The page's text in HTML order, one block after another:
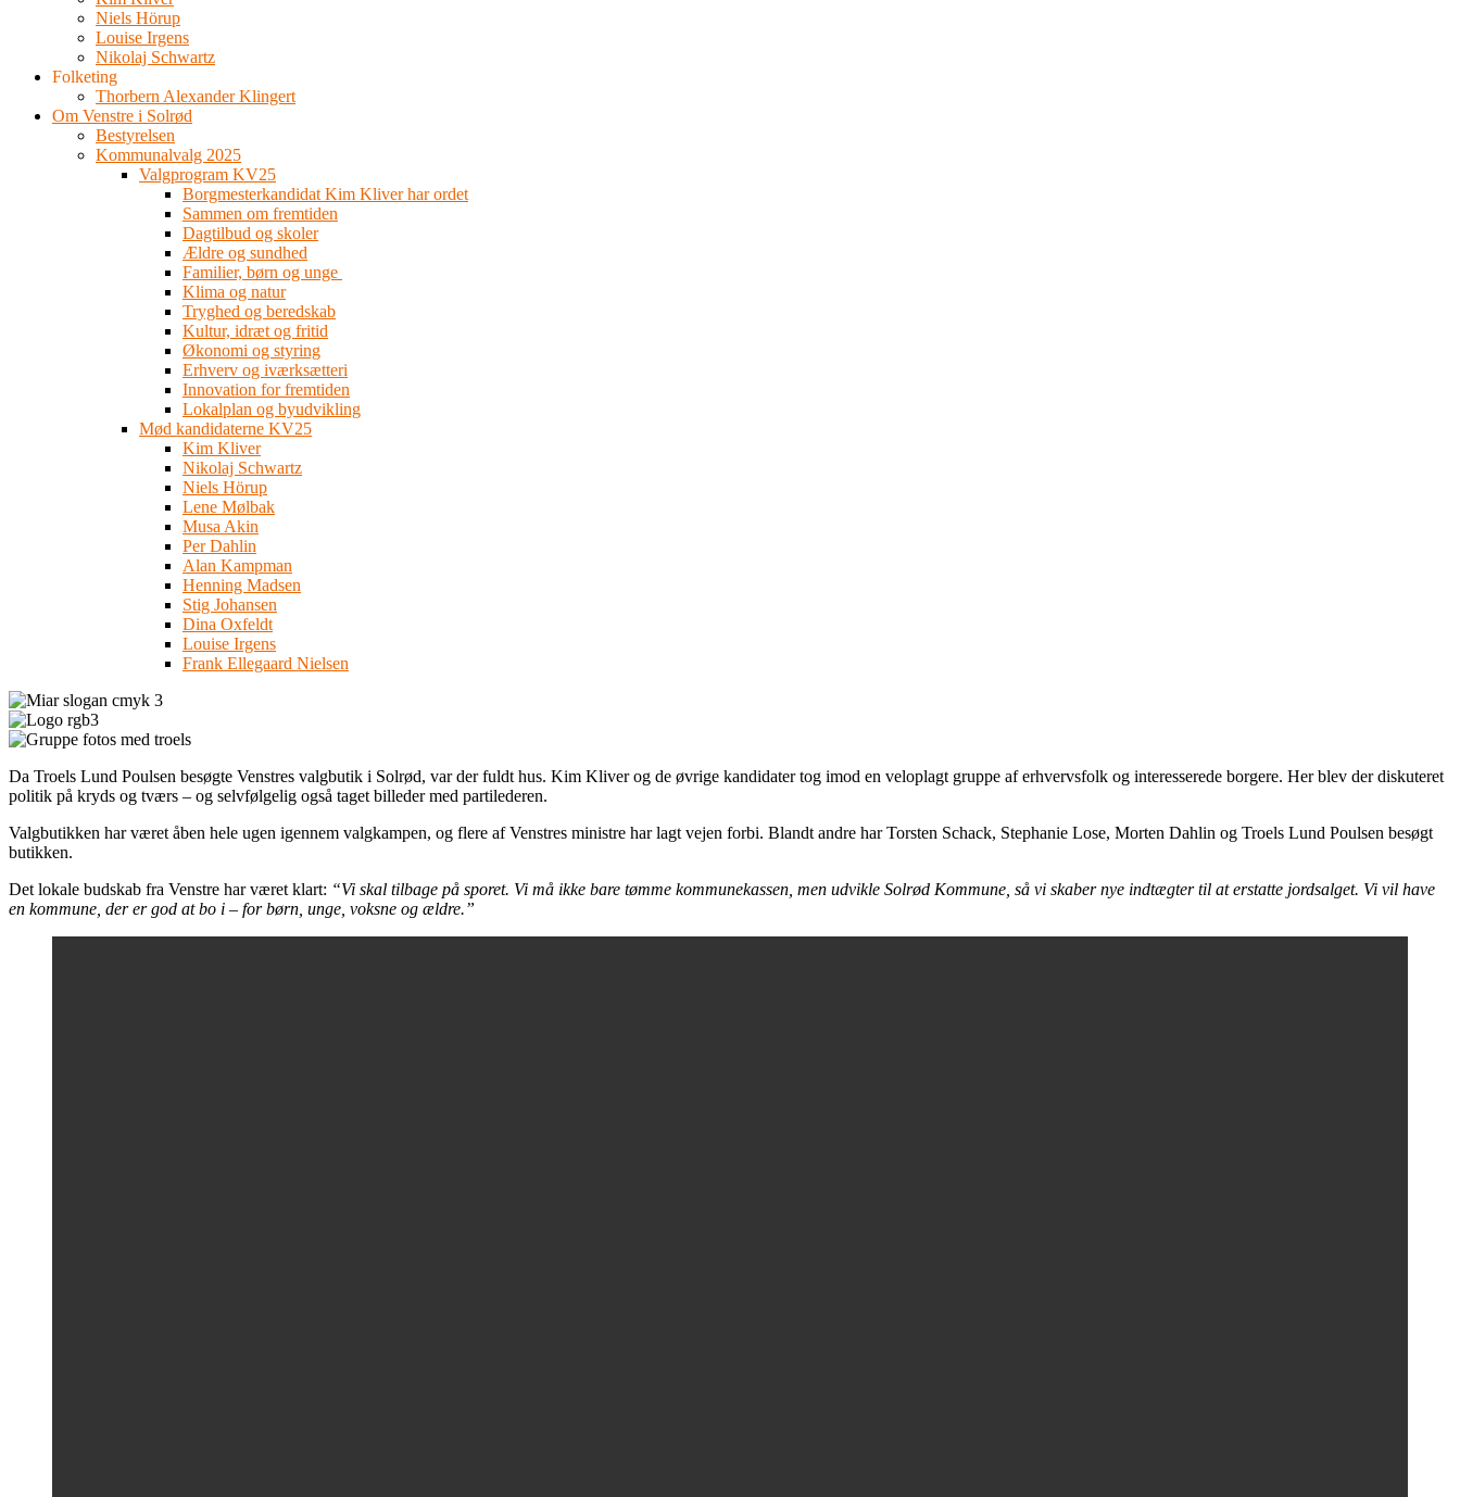
Niels Hörup
Louise Irgens
Nikolaj Schwartz
Folketing
Thorbern Alexander Klingert
Om Venstre i Solrød
Bestyrelsen
Kommunalvalg 2025
Valgprogram KV25
Borgmesterkandidat Kim Kliver har ordet
Sammen om fremtiden
Dagtilbud og skoler
Ældre og sundhed
Familier, børn og unge
Klima og natur
Tryghed og beredskab
Kultur, idræt og fritid
Økonomi og styring
Erhverv og iværksætteri
Innovation for fremtiden
Lokalplan og byudvikling
Mød kandidaterne KV25
Kim Kliver
Nikolaj Schwartz
Niels Hörup
Lene Mølbak
Musa Akin
Per Dahlin
Alan Kampman
Henning Madsen
Stig Johansen
Dina Oxfeldt
Louise Irgens
Frank Ellegaard Nielsen
Da Troels Lund Poulsen besøgte Venstres valgbutik i Solrød, var der fuldt hus. Kim Kliver og de øvrige kandidater tog imod en veloplagt gruppe af erhvervsfolk og interesserede borgere. Her blev der diskuteret
politik på kryds og tværs – og selvfølgelig også taget billeder med partilederen.
Valgbutikken har været åben hele ugen igennem valgkampen, og flere af Venstres ministre har lagt vejen forbi. Blandt andre har Torsten Schack, Stephanie Lose, Morten Dahlin og Troels Lund Poulsen besøgt
butikken.
Det lokale budskab fra Venstre har været klart: “Vi skal tilbage på sporet. Vi må ikke bare tømme kommunekassen, men udvikle Solrød Kommune, så vi skaber nye indtægter til at erstatte jordsalget. Vi vil have
en kommune, der er god at bo i – for børn, unge, voksne og ældre.”